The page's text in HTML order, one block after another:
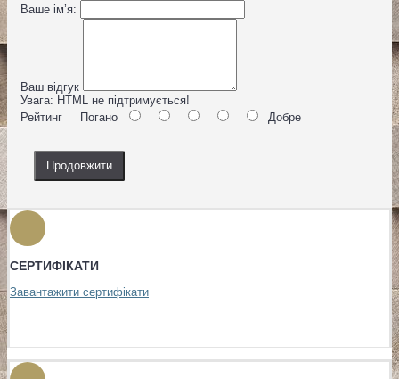
Ваше ім’я:
Ваш відгук
Увага: HTML не підтримується!
Рейтинг Погано Добре
Продовжити
СЕРТИФІКАТИ
Завантажити сертифікати